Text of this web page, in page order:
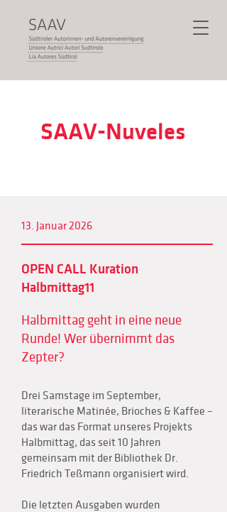
SAAV-Nuveles
13. Januar 2026
OPEN CALL Kuration
Halbmittag11
Halbmittag geht in eine neue
Runde! Wer übernimmt das
Zepter?
Drei Samstage im September,
literarische Matinée, Brioches & Kaffee –
das war das Format unseres Projekts
Halbmittag, das seit 10 Jahren
gemeinsam mit der Bibliothek Dr.
Friedrich Teßmann organisiert wird.
Die letzten Ausgaben wurden